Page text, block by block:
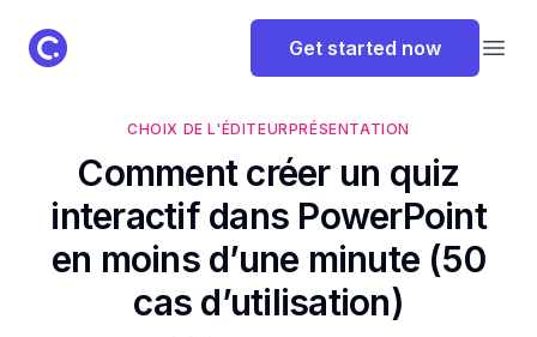
ClassPoint Logo Get started now
CHOIX DE L'ÉDITEURPRÉSENTATION
Comment créer un quiz
interactif dans PowerPoint
en moins d’une minute (50
cas d’utilisation)